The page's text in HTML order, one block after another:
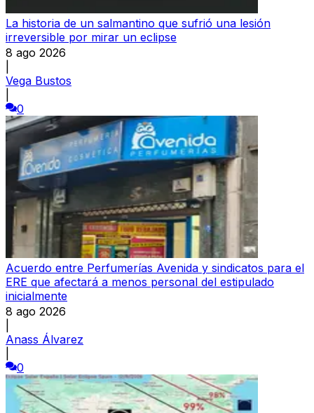
La historia de un salmantino que sufrió una lesión
irreversible por mirar un eclipse
8 ago 2026
Vega Bustos
0
Acuerdo entre Perfumerías Avenida y sindicatos para el
ERE que afectará a menos personal del estipulado
inicialmente
8 ago 2026
Anass Álvarez
0